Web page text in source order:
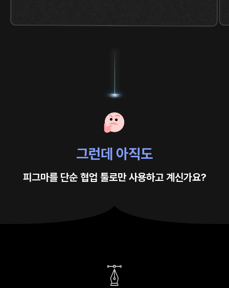
그런데 아직도
피그마를 단순 협업 툴로만 사용하고 계신가요?